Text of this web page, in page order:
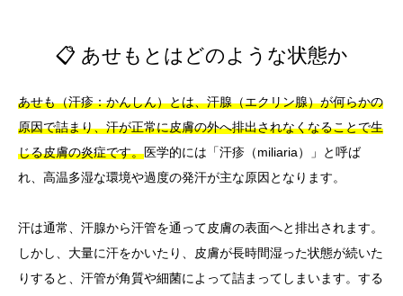
📋 あせもとはどのような状態か
あせも（汗疹：かんしん）とは、汗腺（エクリン腺）が何らかの
原因で詰まり、汗が正常に皮膚の外へ排出されなくなることで生
じる皮膚の炎症です。医学的には「汗疹（miliaria）」と呼ば
れ、高温多湿な環境や過度の発汗が主な原因となります。
汗は通常、汗腺から汗管を通って皮膚の表面へと排出されます。
しかし、大量に汗をかいたり、皮膚が長時間湿った状態が続いた
りすると、汗管が角質や細菌によって詰まってしまいます。する